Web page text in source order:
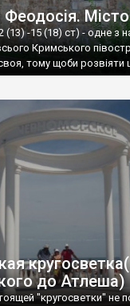
-15 (18) ст) - одне з
Кримського
тому щоби розвіяти
це
до Атлеша)
"кругосветки" не